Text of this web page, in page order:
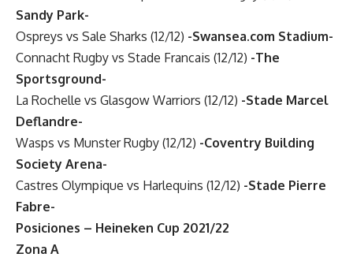
Sandy Park-
Ospreys vs Sale Sharks (12/12) -Swansea.com Stadium-
Connacht Rugby vs Stade Francais (12/12) -The
Sportsground-
La Rochelle vs Glasgow Warriors (12/12) -Stade Marcel
Deflandre-
Wasps vs Munster Rugby (12/12) -Coventry Building
Society Arena-
Castres Olympique vs Harlequins (12/12) -Stade Pierre
Fabre-
Posiciones – Heineken Cup 2021/22
Zona A